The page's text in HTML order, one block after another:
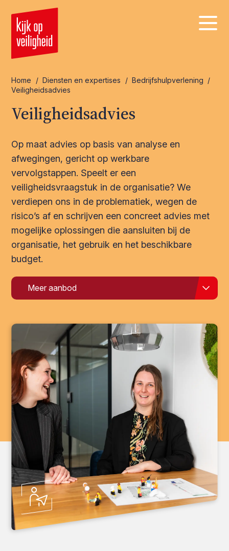
Home / Diensten en expertises / Bedrijfshulpverlening /
Veiligheidsadvies
Veiligheidsadvies
Op maat advies op basis van analyse en
afwegingen, gericht op werkbare
vervolgstappen. Speelt er een
veiligheidsvraagstuk in de organisatie? We
verdiepen ons in de problematiek, wegen de
risico’s af en schrijven een concreet advies met
mogelijke oplossingen die aansluiten bij de
organisatie, het gebruik en het beschikbare
budget.
Meer aanbod